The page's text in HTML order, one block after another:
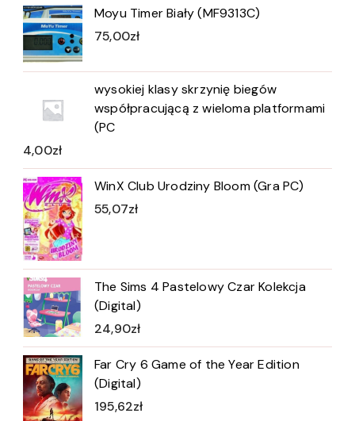
Moyu Timer Biały (MF9313C)
75,00zł
wysokiej klasy skrzynię biegów
współpracującą z wieloma platformami
(PC
4,00zł
WinX Club Urodziny Bloom (Gra PC)
55,07zł
The Sims 4 Pastelowy Czar Kolekcja
(Digital)
24,90zł
Far Cry 6 Game of the Year Edition
(Digital)
195,62zł